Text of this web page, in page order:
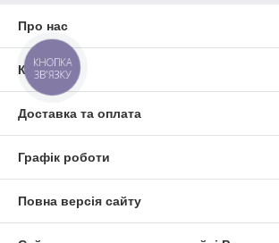
Про нас
Контакти
Доставка та оплата
Графік роботи
Повна версія сайту
КНОПКА
ЗВ'ЯЗКУ